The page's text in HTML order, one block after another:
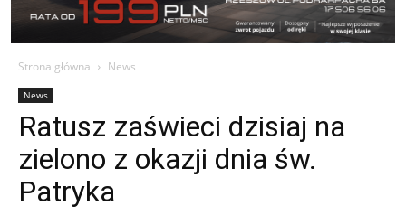
Strona główna News
News
Ratusz zaświeci dzisiaj na
zielono z okazji dnia św.
Patryka